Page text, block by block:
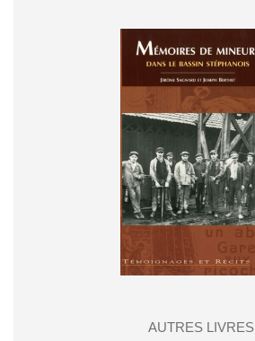
AUTRES LIVRES